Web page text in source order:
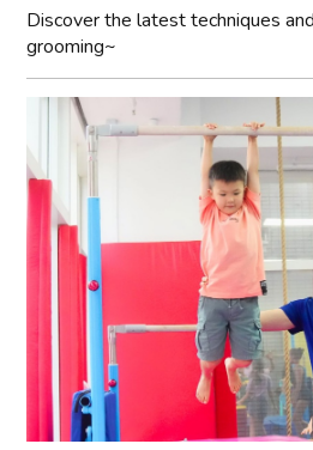
Discover the latest techniques
grooming~